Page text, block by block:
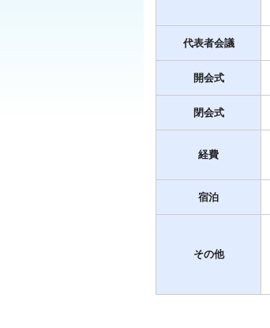
代表者会議
開会式
閉会式
経費
宿泊
その他